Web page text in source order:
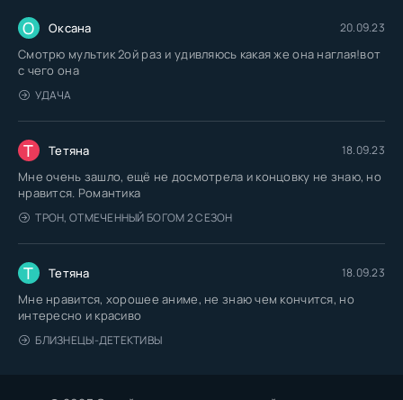
О Оксана 20.09.23
Смотрю мультик 2ой раз и удивляюсь какая же она наглая!вот
с чего она
УДАЧА
Т Тетяна 18.09.23
Мне очень зашло, ещё не досмотрела и концовку не знаю, но
нравится. Романтика
ТРОН, ОТМЕЧЕННЫЙ БОГОМ 2 СЕЗОН
Т Тетяна 18.09.23
Мне нравится, хорошее аниме, не знаю чем кончится, но
интересно и красиво
БЛИЗНЕЦЫ-ДЕТЕКТИВЫ